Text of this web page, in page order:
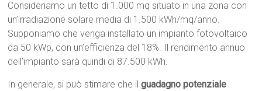
Consideriamo un tetto di 1.000 mq situato in una zona con
un’irradiazione solare media di 1.500 kWh/mq/anno.
Supponiamo che venga installato un impianto fotovoltaico
da 50 kWp, con un’efficienza del 18%. Il rendimento annuo
dell’impianto sarà quindi di 87.500 kWh.
In generale, si può stimare che ilguadagno potenziale